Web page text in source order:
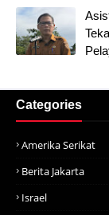
Categories
Amerika Serikat
Berita Jakarta
Israel